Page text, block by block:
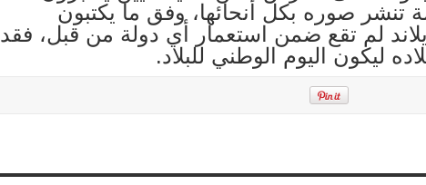
تنشر صوره بكل أنحائها، وفق ما يكتبون
لم تقع ضمن استعمار أي دولة من قبل، فقد
ليكون اليوم الوطني للبلاد.